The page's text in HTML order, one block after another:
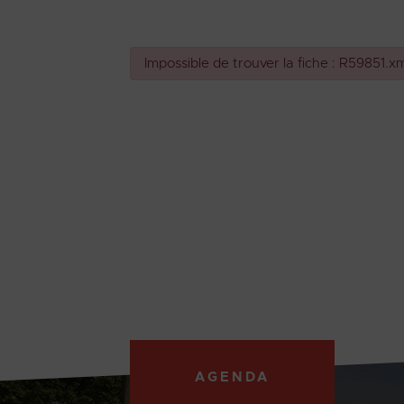
Impossible de trouver la fiche :
AGENDA